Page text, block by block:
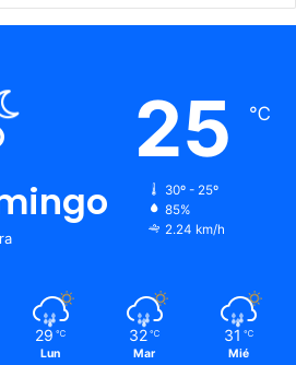
25 ℃
30º - 25º
85%
2.24 km/h
29 ℃
Lun
32 ℃
Mar
31 ℃
Mié